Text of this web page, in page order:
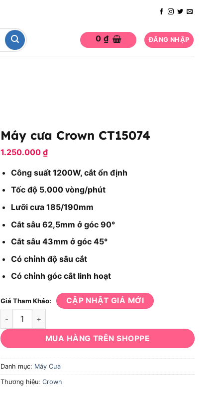
0 ₫ ĐĂNG NHẬP
Máy cưa Crown CT15074
1.250.000 ₫
Công suất 1200W, cắt ổn định
Tốc độ 5.000 vòng/phút
Lưỡi cưa 185/190mm
Cắt sâu 62,5mm ở góc 90°
Cắt sâu 43mm ở góc 45°
Có chỉnh độ sâu cắt
Có chỉnh góc cắt linh hoạt
Giá Tham Khảo: CẬP NHẬT GIÁ MỚI
Máy cưa Crown CT15074 số lượng
MUA HÀNG TRÊN SHOPPE
Danh mục: Máy Cưa
Thương hiệu: Crown